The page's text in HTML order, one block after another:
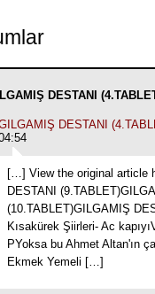
DESTANI
DESTANI
[…] View the original article
DESTANI
(10.TABLET)GILGAMIŞ
Kısakürek Şiirleri- Ac
PYoksa bu Ahmet Altan'ın
Ekmek Yemeli […]